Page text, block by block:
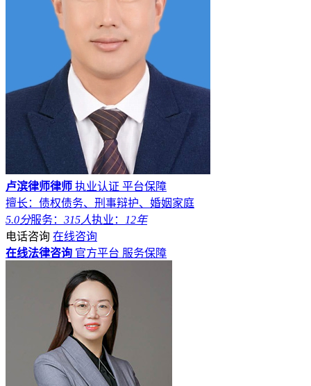
卢滨律师律师 执业认证 平台保障
擅长：债权债务、刑事辩护、婚姻家庭
5.0分服务： 315人执业： 12年
电话咨询 在线咨询
在线法律咨询 官方平台 服务保障